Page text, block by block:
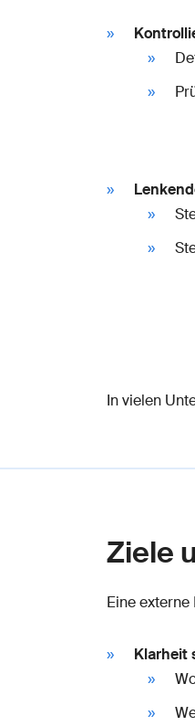
In vielen
Ziele
Eine
Klarheit